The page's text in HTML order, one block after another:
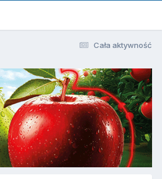
Cała aktywność